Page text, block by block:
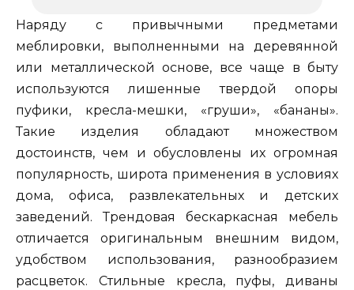
Наряду с привычными предметами
меблировки, выполненными на деревянной
или металлической основе, все чаще в быту
используются лишенные твердой опоры
пуфики, кресла-мешки, «груши», «бананы».
Такие изделия обладают множеством
достоинств, чем и обусловлены их огромная
популярность, широта применения в условиях
дома, офиса, развлекательных и детских
заведений. Трендовая бескаркасная мебель
отличается оригинальным внешним видом,
удобством использования, разнообразием
расцветок. Стильные кресла, пуфы, диваны